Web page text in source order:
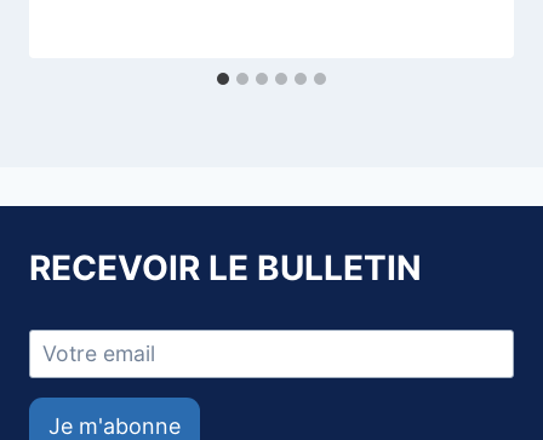
RECEVOIR LE BULLETIN
Je m'abonne